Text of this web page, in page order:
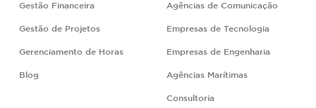
Gestão Financeira
Gestão de Projetos
Gerenciamento de Horas
Blog
Agências de Comunicação
Empresas de Tecnologia
Empresas de Engenharia
Agências Marítimas
Consultoria